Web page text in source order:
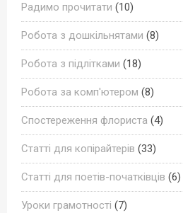
Радимо прочитати (10)
Робота з дошкільнятами (8)
Робота з підлітками (18)
Робота за комп'ютером (8)
Спостереження флориста (4)
Статті для копірайтерів (33)
Статті для поетів-початківців (6)
Уроки грамотності (7)